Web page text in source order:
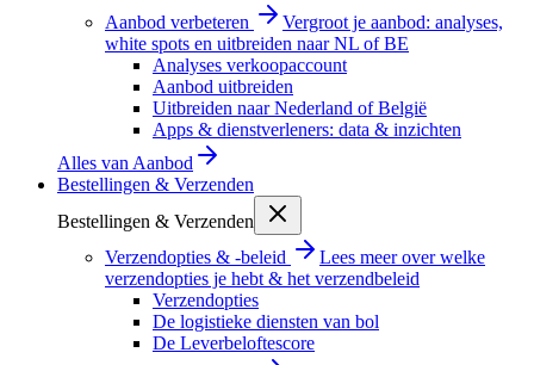
Aanbod verbeteren
Vergroot je aanbod: analyses,
white spots en uitbreiden naar NL of BE
Analyses verkoopaccount
Aanbod uitbreiden
Uitbreiden naar Nederland of België
Apps & dienstverleners: data & inzichten
Alles van Aanbod
Bestellingen & Verzenden
Bestellingen & Verzenden
Verzendopties & -beleid
Lees meer over welke
verzendopties je hebt & het verzendbeleid
Verzendopties
De logistieke diensten van bol
De Leverbeloftescore